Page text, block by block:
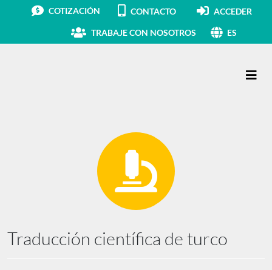
COTIZACIÓN CONTACTO ACCEDER
TRABAJE CON NOSOTROS ES
Traducción científica de turco